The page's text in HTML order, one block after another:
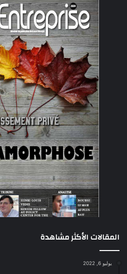
المقالات الأكثر مشاهدة
يوليو 6, 2022